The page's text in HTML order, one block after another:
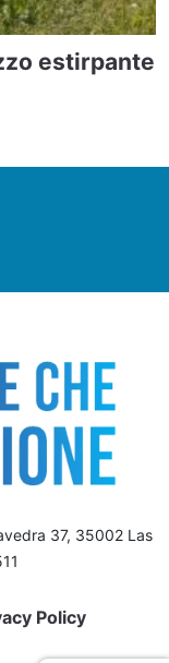
estirpante
37, 35002 Las
Policy